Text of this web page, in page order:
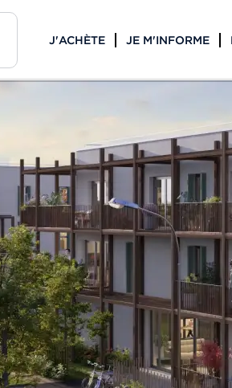
J'ACHÈTE JE M'INFORME